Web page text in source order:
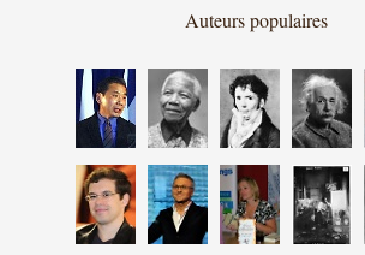
Auteurs populaires